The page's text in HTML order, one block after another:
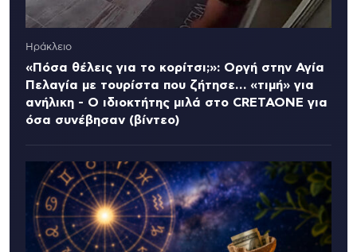
Ηράκλειο
«Πόσα θέλεις για το κορίτσι;»: Οργή στην Αγία
Πελαγία με τουρίστα που ζήτησε… «τιμή» για
ανήλικη - Ο ιδιοκτήτης μιλά στο CRETAONE για
όσα συνέβησαν (βίντεο)